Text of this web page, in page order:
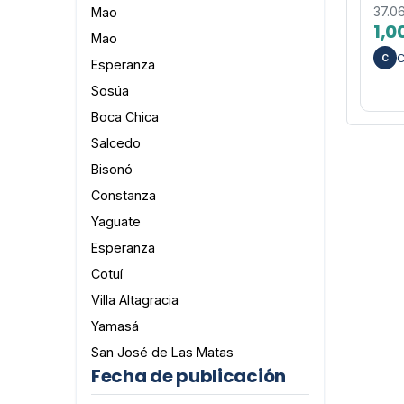
Mao
Mao
Esperanza
Sosúa
Boca Chica
Salcedo
Bisonó
Constanza
Yaguate
Esperanza
Cotuí
Villa Altagracia
Yamasá
San José de Las Matas
Fecha de publicación
C